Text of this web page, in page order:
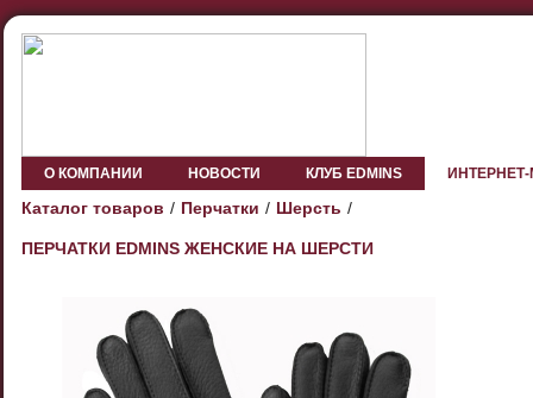
О КОМПАНИИ НОВОСТИ КЛУБ EDMINS
Каталог товаров Перчатки Шерсть
ПЕРЧАТКИ EDMINS ЖЕНСКИЕ НА ШЕРСТИ